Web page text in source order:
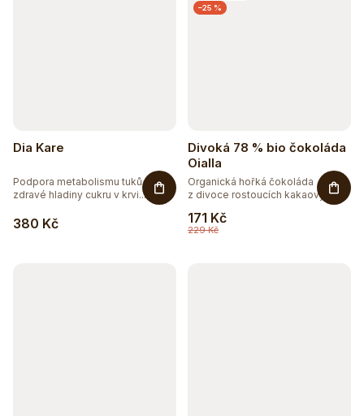
Dia Kare
380 Kč
Podpora metabolismu tuků a
zdravé hladiny cukru v krvi....
–25 %
Divoká 78 % bio čokoláda
Oialla
229 Kč
171 Kč
Organická hořká čokoláda
z divoce rostoucích kakaových...